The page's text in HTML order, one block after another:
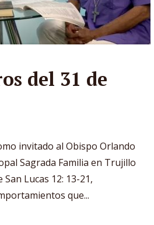
del 31 de
invitado al Obispo Orlando
Sagrada Familia en Trujillo
Lucas 12: 13-21,
que...